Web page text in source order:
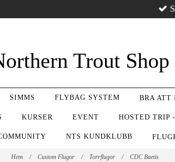
Trout Shop
SIMMS FLYBAG SYSTEM BRA ATT
KURSER EVENT HOSTED TRIP
NTS KUNDKLUBB
Hem / Custom Flugor / Torrflugor / CDC Baetis